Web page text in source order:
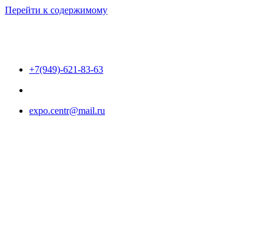
Перейти к содержимому
+7(949)-621-83-63
expo.centr@mail.ru